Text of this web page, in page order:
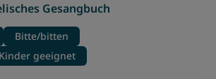
Gesangbuch
Bitte/bitten
geeignet